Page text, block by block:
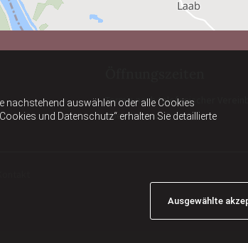
nachstehend auswählen oder alle Cookies
und Datenschutz“ erhalten Sie detaillierte
Ausgewählte
Termin nach telefonischer
Abendtermine!